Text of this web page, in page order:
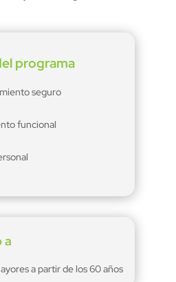
programa
seguro
funcional
a
a partir de los 60 años